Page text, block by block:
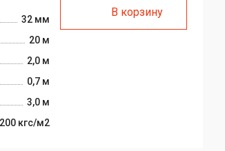
32 мм
20 м
2,0 м
0,7 м
3,0 м
200 кгс/м2
В корзину